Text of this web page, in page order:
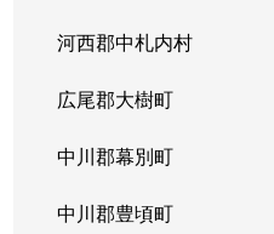
河西郡中札内村
広尾郡大樹町
中川郡幕別町
中川郡豊頃町